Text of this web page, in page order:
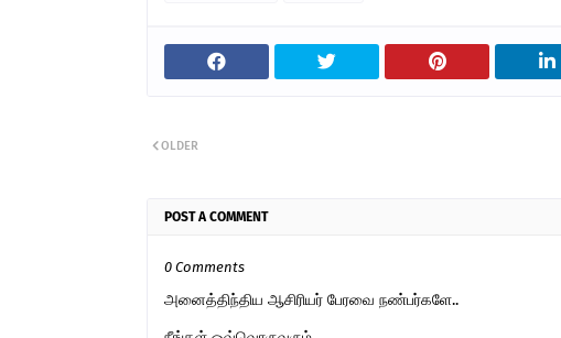
OLDER
POST A COMMENT
0 Comments
அனைத்திந்திய ஆசிரியர் பேரவை நண்பர்களே..